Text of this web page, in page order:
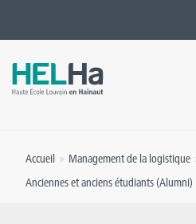
Formation continue
Accueil » Management de la logistique
Anciennes et anciens étudiants (Alumni)